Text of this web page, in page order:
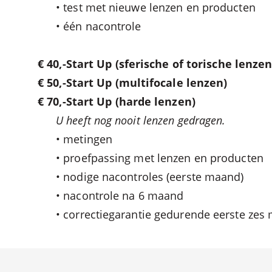
• test met nieuwe lenzen en producten
• één nacontrole
€ 40,-Start Up (sferische of torische
€ 50,-Start Up (multifocale lenzen)
€ 70,-Start Up (harde lenzen)
U heeft nog nooit lenzen gedragen.
• metingen
• proefpassing met lenzen en producten
• nodige nacontroles (eerste maand)
• nacontrole na 6 maand
• correctiegarantie gedurende eerste zes